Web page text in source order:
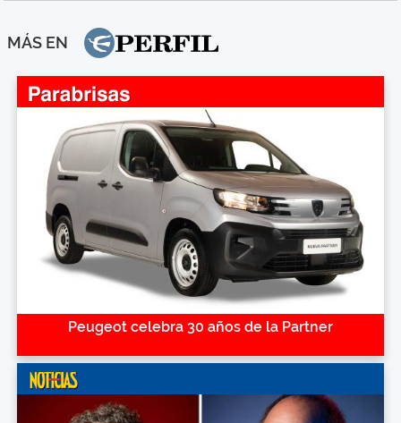
MÁS EN
Peugeot celebra 30 años de la Partner